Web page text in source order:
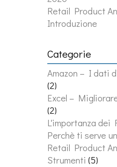
Retail Product
Introduzione
Categorie
Amazon – I dati
(2)
Excel –
(2)
L'importanza dei
Perchè ti serve
Retail Product
Strumenti (5)